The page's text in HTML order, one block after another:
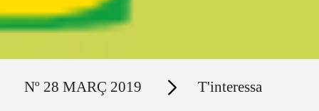
Nº 28 MARÇ 2019 Secciones T'interessa